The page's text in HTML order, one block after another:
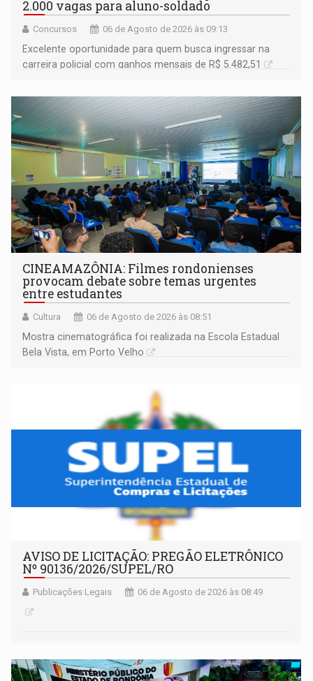
2.000 vagas para aluno-soldado
Concursos 06 de Agosto de 2026 às 09:13
Excelente oportunidade para quem busca ingressar na
carreira policial com ganhos mensais de R$ 5.482,51
CINEAMAZÔNIA: Filmes rondonienses
provocam debate sobre temas urgentes
entre estudantes
Cultura 06 de Agosto de 2026 às 08:51
Mostra cinematográfica foi realizada na Escola Estadual
Bela Vista, em Porto Velho
AVISO DE LICITAÇÃO: PREGÃO ELETRÔNICO
Nº 90136/2026/SUPEL/RO
Publicações Legais 06 de Agosto de 2026 às 08:49